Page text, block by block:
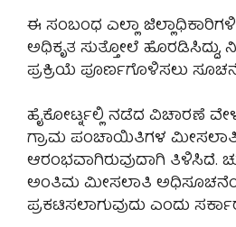
ಈ ಸಂಬಂಧ ಎಲ್ಲಾ
ಅಧಿಕೃತ ಸುತ್ತೋಲೆ
ಪ್ರಕ್ರಿಯೆ ಪೂರ್ಣಗೊಳಿಸಲು
ಹೈಕೋರ್ಟ್ನಲ್ಲಿ ನಡೆದ ವಿಚಾರಣೆ
ಗ್ರಾಮ ಪಂಚಾಯಿತಿಗಳ
ಆರಂಭವಾಗಿರುವುದಾಗಿ ತಿಳಿಸಿದೆ.
ಅಂತಿಮ ಮೀಸಲಾತಿ
ಪ್ರಕಟಿಸಲಾಗುವುದು ಎಂದು